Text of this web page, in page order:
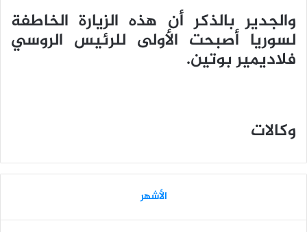
والجدير بالذكر أن هذه الزيارة الخاطفة
لسوريا أصبحت الأولى للرئيس الروسي
فلاديمير بوتين.
وكالات
الأشهر